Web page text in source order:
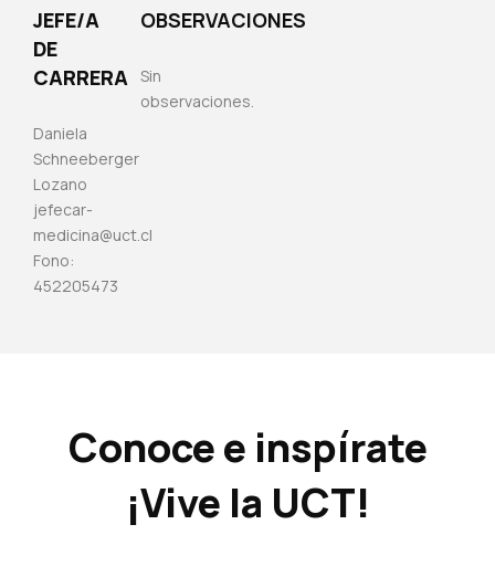
JEFE/A
DE
CARRERA
Daniela
Schneeberger
Lozano
jefecar-
medicina@uct.cl
Fono:
452205473
OBSERVACIONES
Sin
observaciones.
Conoce e inspírate
¡Vive la UCT!